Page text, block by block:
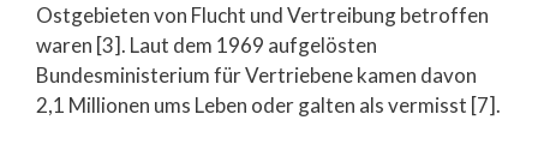
Ostgebieten von Flucht und Vertreibung betroffen
waren [3]. Laut dem 1969 aufgelösten
Bundesministerium für Vertriebene kamen davon
2,1 Millionen ums Leben oder galten als vermisst [7].